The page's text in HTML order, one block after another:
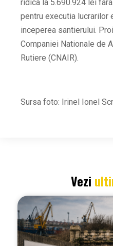
ridica la 5.690.924 lei
pentru executia lucrarilor
inceperea santierului.
Companiei Nationale de
Rutiere (CNAIR).
Sursa foto: Irinel Ionel
Vezi